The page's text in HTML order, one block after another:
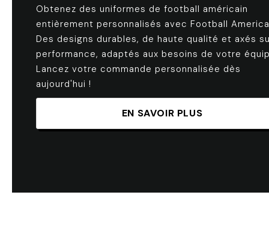
Obtenez des uniformes de football américain
entièrement personnalisés avec Football America
Des designs durables, de haute qualité et axés
performance, adaptés aux besoins de votre
Lancez votre commande personnalisée dès
aujourd'hui !
EN SAVOIR PLUS